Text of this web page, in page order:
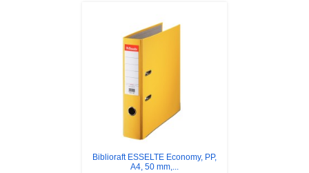
Biblioraft ESSELTE Economy, PP,
A4, 50 mm,...